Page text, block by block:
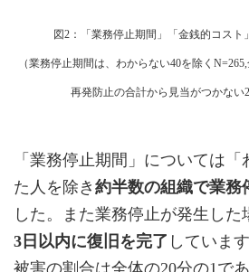
図2：「業務停止期間」「金銭的コスト
（業務停止期間は、わからない40を除く
再発防止の合計から見当がつかない
「業務停止期間」については「
た人を除き 約半数の組織で業務
した。また業務停止が発生した
3日以内に復旧を完了 していま